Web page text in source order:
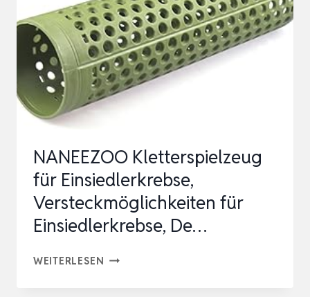
SCHILDKRÖTE
SIMULIERTE
RASEN
LANDSCHAFTS…
NANEEZOO Kletterspielzeug
für Einsiedlerkrebse,
Versteckmöglichkeiten für
Einsiedlerkrebse, De…
WEITERLESEN NANEEZOO